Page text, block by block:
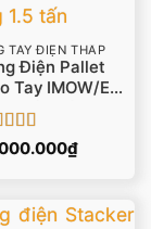
TAY ĐIỆN THẤP
Điện Pallet
Tay IMOW/EP
– Sức Nâng 1.5
Tấn
xếp
5 sao
₫